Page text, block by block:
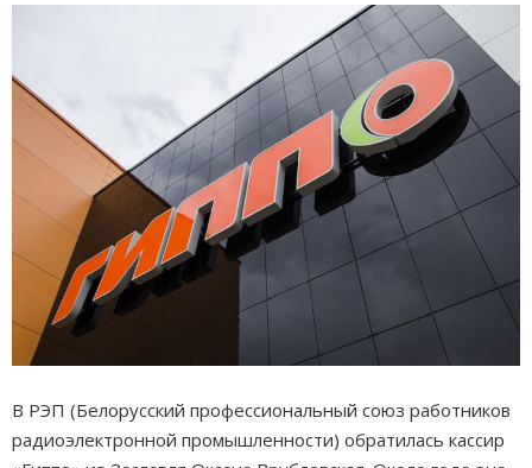
В РЭП (Белорусский профессиональный союз работников
радиоэлектронной промышленности) обратилась кассир